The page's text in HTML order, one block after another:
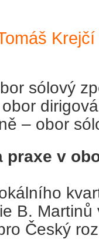
Krejčí
sólový
– obor
praxe v
B. Martinů
Český